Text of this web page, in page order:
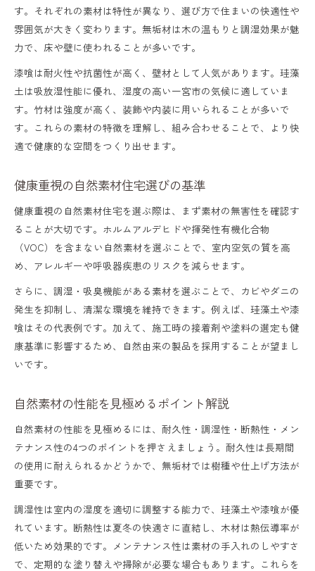
す。それぞれの素材は特性が異なり、選び方で住まいの快適性や
雰囲気が大きく変わります。無垢材は木の温もりと調湿効果が魅
力で、床や壁に使われることが多いです。
漆喰は耐火性や抗菌性が高く、壁材として人気があります。珪藻
土は吸放湿性能に優れ、湿度の高い一宮市の気候に適していま
す。竹材は強度が高く、装飾や内装に用いられることが多いで
す。これらの素材の特徴を理解し、組み合わせることで、より快
適で健康的な空間をつくり出せます。
健康重視の自然素材住宅選びの基準
健康重視の自然素材住宅を選ぶ際は、まず素材の無害性を確認す
ることが大切です。ホルムアルデヒドや揮発性有機化合物
（VOC）を含まない自然素材を選ぶことで、室内空気の質を高
め、アレルギーや呼吸器疾患のリスクを減らせます。
さらに、調湿・吸臭機能がある素材を選ぶことで、カビやダニの
発生を抑制し、清潔な環境を維持できます。例えば、珪藻土や漆
喰はその代表例です。加えて、施工時の接着剤や塗料の選定も健
康基準に影響するため、自然由来の製品を採用することが望まし
いです。
自然素材の性能を見極めるポイント解説
自然素材の性能を見極めるには、耐久性・調湿性・断熱性・メン
テナンス性の4つのポイントを押さえましょう。耐久性は長期間
の使用に耐えられるかどうかで、無垢材では樹種や仕上げ方法が
重要です。
調湿性は室内の湿度を適切に調整する能力で、珪藻土や漆喰が優
れています。断熱性は夏冬の快適さに直結し、木材は熱伝導率が
低いため効果的です。メンテナンス性は素材の手入れのしやすさ
で、定期的な塗り替えや掃除が必要な場合もあります。これらを